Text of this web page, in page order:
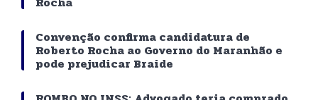
Convenção confirma candidatura de
Roberto Rocha ao Governo do Maranhão e
pode prejudicar Braide